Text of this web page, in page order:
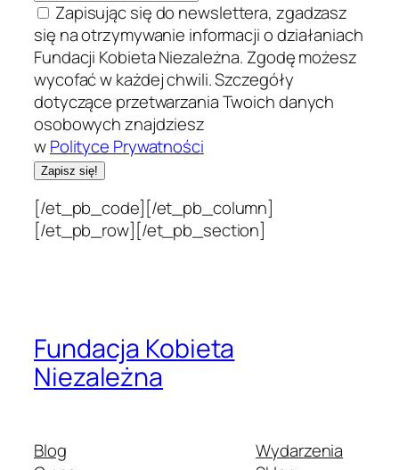
Zapisując się do newslettera, zgadzasz
się na otrzymywanie informacji o działaniach
Fundacji Kobieta Niezależna. Zgodę możesz
wycofać w każdej chwili. Szczegóły
dotyczące przetwarzania Twoich danych
osobowych znajdziesz
wPolityce Prywatności
[/et_pb_code][/et_pb_column]
[/et_pb_row][/et_pb_section]
Fundacja Kobieta
Niezależna
Blog
Wydarzenia